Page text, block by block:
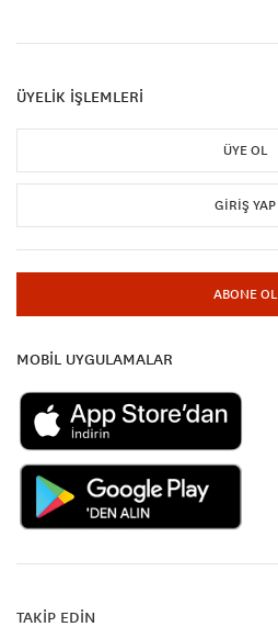
ÜYELİK İŞLEMLERİ
ÜYE OL
GIRIŞ YAP
ABONE OL
MOBİL UYGULAMALAR
TAKİP EDİN